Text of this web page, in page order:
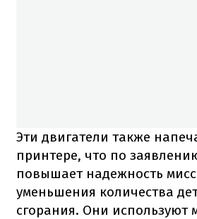
Эти двигатели также
принтере, что по
повышает надежность
уменьшения количества
сгорания. Они используют